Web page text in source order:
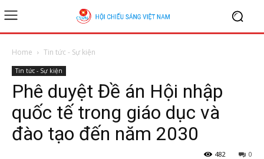
Home Tin tức - Sự kiện
Tin tức - Sự kiện
Phê duyệt Đề án Hội nhập
quốc tế trong giáo dục và
đào tạo đến năm 2030
0
482